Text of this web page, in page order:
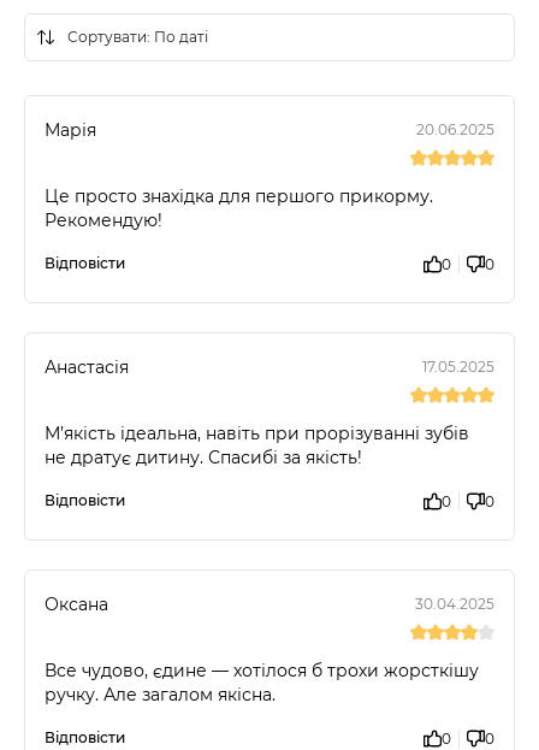
Марія 20.06.2025
Це просто знахідка для першого прикорму.
Рекомендую!
Відповісти 0 0
Анастасія 17.05.2025
М’якість ідеальна, навіть при прорізуванні зубів
не дратує дитину. Спасибі за якість!
Відповісти 0 0
Оксана 30.04.2025
Все чудово, єдине — хотілося б трохи жорсткішу
ручку. Але загалом якісна.
Відповісти 0 0